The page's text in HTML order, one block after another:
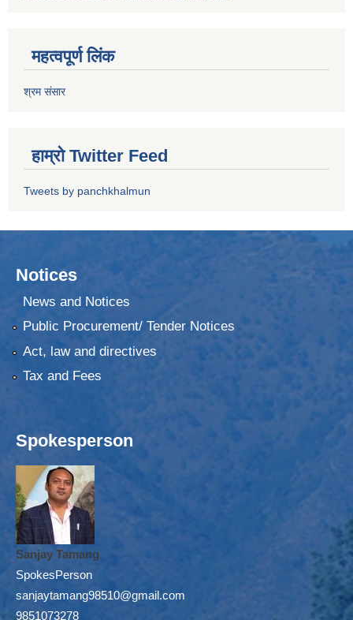
महत्वपूर्ण लिंक
श्रम संसार
हाम्रो Twitter Feed
Tweets by panchkhalmun
Notices
News and Notices
Public Procurement/ Tender Notices
Act, law and directives
Tax and Fees
Spokesperson
Sanjay Tamang
SpokesPerson
sanjaytamang98510@gmail.com
9851073278